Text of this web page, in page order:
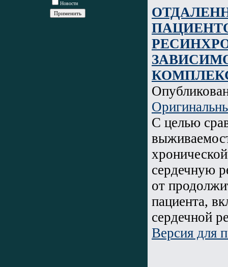
Новости
С целью
сердечную
от
пациента,
сердечной
Версия для